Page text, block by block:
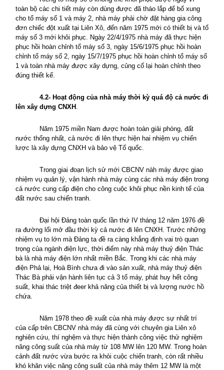
toàn bộ các chi tiết máy còn dùng được đã tháo lắp để bổ xung
cho tổ máy số 1 và máy 2, nhà máy phải chờ đặt hàng gia công
đơn chiếc đột xuất tại Liên Xô, đến năm 1975 mới có thiết bị và tổ
máy số 3 mới khôi phục. Ngày 22/4/1975 nhà máy đã thực hiện
phục hồi hoàn chỉnh tổ máy số 3, ngày 15/6/1975 phục hồi hoàn
chỉnh tổ máy số 2, ngày 15/7/1975 phục hồi hoàn chỉnh tổ máy số
1 và toàn nhà máy được xây dựng, củng cố lại hoàn chỉnh theo
đúng thiết kế.
4.2- Hoạt động của nhà máy thời kỳ quá độ cả nước đi
lên xây dựng CNXH
Năm 1975 miền Nam được hoàn toàn giải phóng, đất
nước thống nhất, cả nước đi lên thực hiện hai nhiệm vụ chiến
lược là xây dựng CNXH và bảo vệ Tổ quốc.
Trong giai đoạn lịch sử mới CBCNV nàh máy được giao
nhiệm vụ quản lý, vận hành nhà máy cùng các nhà máy điện trong
cả nước cung cấp điện cho công cuộc khôi phục nền kinh tế của
đất nước sau chiến tranh.
Đại hội Đảng toàn quốc lần thứ IV tháng 12 năm 1976 đề
ra đường lối mở đầu thời kỳ cả nước đi lên CNXH. Trước những
nhiệm vụ to lớn mà Đảng ta đề ra càng khẳng định vai trò quan
trọng của ngành điện lực, thời điểm này nhà máy thuỷ điện Thác
bà là nhà máy điện lớn nhất miền Bắc. Trong khi các nhà máy
điện Phả lại, Hoà Bình chưa đi vào sản xuất, nhà máy thuỷ điện
Thác Bà phải vận hành liên tục cả 3 tổ máy, phát huy hết công
suất, khai thác triệt đeer khả năng của thiết bị và lượng nước hồ
chứa.
Năm 1978 theo đề xuất của nhà máy được sự nhất trí
của cấp trên CBCNV nhà máy đã cùng với chuyên gia Liên xô
nghiên cứu, thí nghệm và thực hiện thành công việc thử nghiệm
nâng công suất của nhà máy từ 108 MW lên 120 MW. Trong hoàn
cảnh đất nước vừa bước ra khỏi cuộc chiến tranh, còn rất nhiều
khó khăn việc nâng công suất của nhà máy thêm 12 MW là một